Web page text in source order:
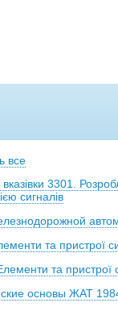
все
3301.
сигналів
та пристрої
та пристрої
основы ЖАТ